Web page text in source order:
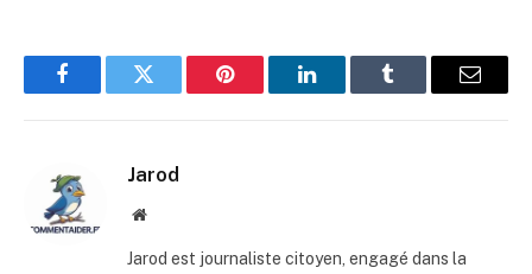
FacebookTwitter Pinterest LinkedInTumblr
E-
Jarod
Site
Jarod est journaliste citoyen, engagé dans la